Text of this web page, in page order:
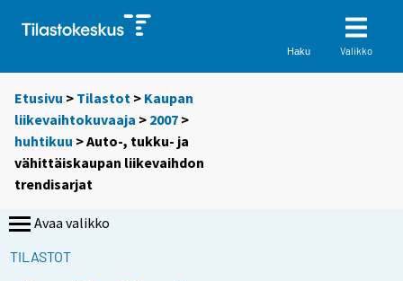
Haku Valikko
Etusivu > Tilastot > Kaupan
liikevaihtokuvaaja > 2007 >
huhtikuu > Auto-, tukku- ja
vähittäiskaupan liikevaihdon
trendisarjat
Avaa valikko
TILASTOT